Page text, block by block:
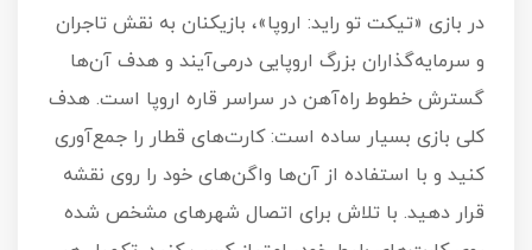
در بازی «تیکت تو راید: اروپا»، بازیکنان به نقش تاجران
و سرمایه‌گذاران بزرگ اروپایی درمی‌آیند و هدف آن‌ها
گسترش خطوط راه‌آهن در سراسر قاره اروپا است. هدف
کلی بازی بسیار ساده است: کارت‌های قطار را جمع‌آوری
کنید و با استفاده از آن‌ها واگن‌های خود را روی نقشه
قرار دهید. با تلاش برای اتصال شهرهای مشخص شده